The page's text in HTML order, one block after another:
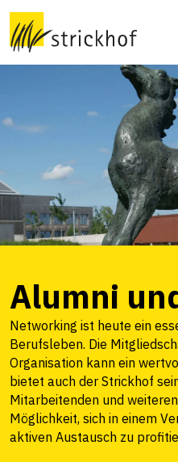
Alumni
Networking ist heute ein
Berufsleben. Die
Organisation kann ein
bietet auch der Strickhof
Mitarbeitenden und
Möglichkeit, sich in einem
aktiven Austausch zu